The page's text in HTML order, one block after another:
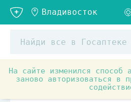
На сайте изменился способ
заново авторизоваться в
Аптечные товары Витамины